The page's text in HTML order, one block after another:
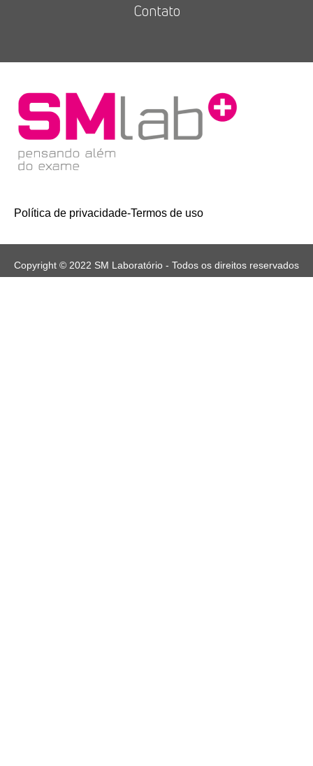
Contato
Política de privacidade-Termos de uso
Copyright © 2022 SM Laboratório - Todos os direitos reservados